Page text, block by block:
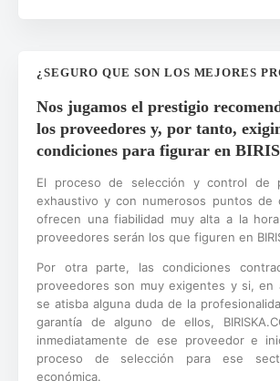
¿SEGURO QUE SON LOS MEJORES
Nos jugamos el prestigio
los proveedores y, por tanto,
condiciones para figurar en
El proceso de selección y control de
exhaustivo y con numerosos puntos de
ofrecen una fiabilidad muy alta a la
proveedores serán los que figuren en
Por otra parte, las condiciones
proveedores son muy exigentes y si, en
se atisba alguna duda de la
garantía de alguno de ellos,
inmediatamente de ese proveedor e
proceso de selección para ese
económica.